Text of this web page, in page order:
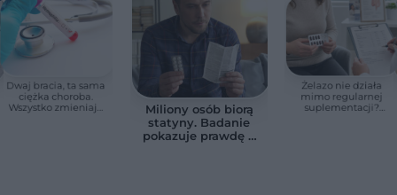
Dwaj bracia, ta sama
ciężka choroba.
Wszystko zmieniają
Miliony osób biorą
statyny. Badanie
pokazuje prawdę o
Żelazo nie działa
mimo regularnej
suplementacji?